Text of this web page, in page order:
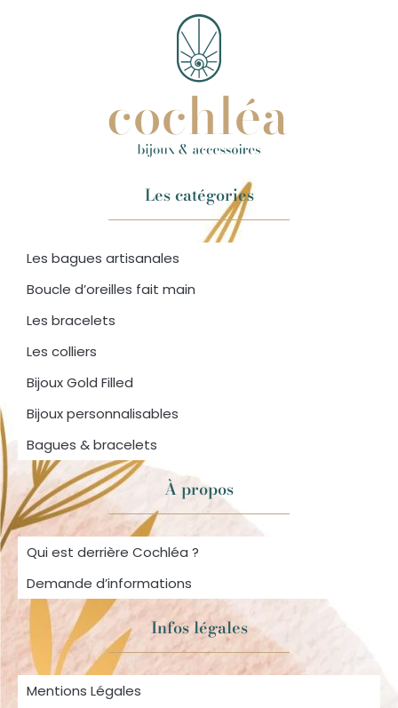
Les catégories
Les bagues artisanales
Boucle d’oreilles fait main
Les bracelets
Les colliers
Bijoux Gold Filled
Bijoux personnalisables
Bagues & bracelets
À propos
Qui est derrière Cochléa ?
Demande d’informations
Infos légales
Mentions Légales